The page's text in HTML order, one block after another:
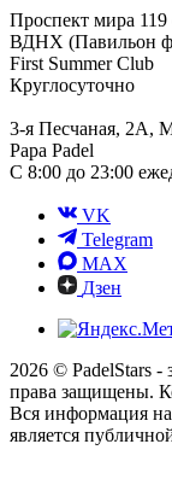
Проспект мира
ВДНХ (Павильон
First Summer Club
Круглосуточно
3-я Песчаная, 2А,
Papa Padel
С 8:00 до 23:00
VK
Telegram
MAX
Дзен
2026 © PadelStars -
права защищены.
Вся информация
является